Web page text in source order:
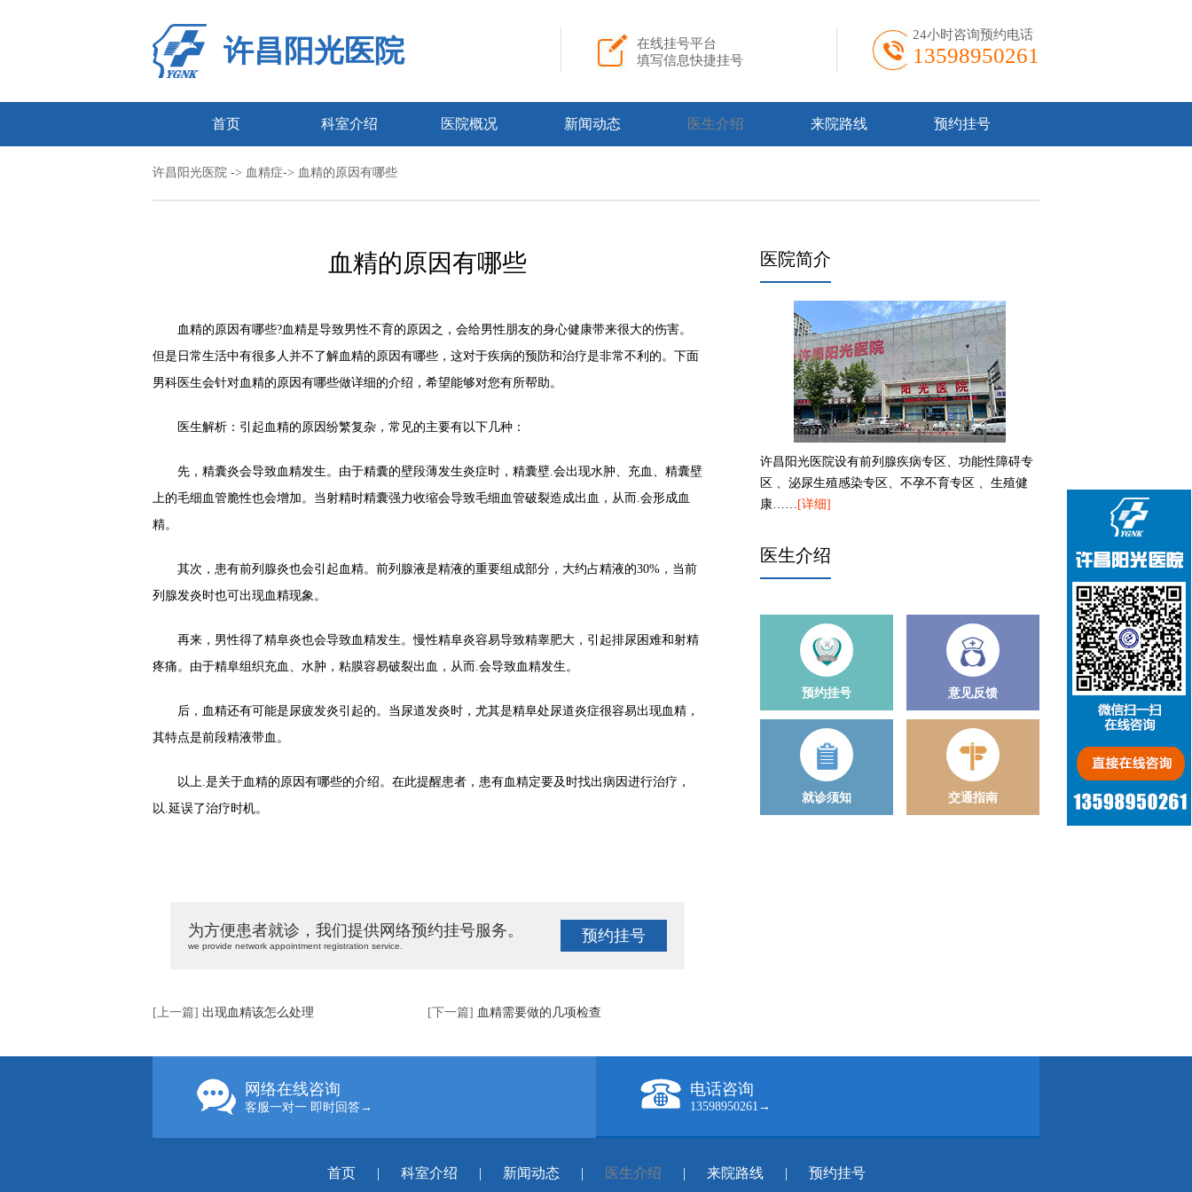
许昌阳光医院
在线挂号平台
填写信息快捷挂号
24小时咨询预约电话
13598950261
首页 科室介绍 医院概况 新闻动态 医生介绍 来院路线 预约挂号
许昌阳光医院 -> 血精症-> 血精的原因有哪些
血精的原因有哪些
血精的原因有哪些?血精是导致男性不育的原因之，会给男性朋友的身心健康带来很大的伤害。
但是日常生活中有很多人并不了解血精的原因有哪些，这对于疾病的预防和治疗是非常不利的。下面
男科医生会针对血精的原因有哪些做详细的介绍，希望能够对您有所帮助。
医生解析：引起血精的原因纷繁复杂，常见的主要有以下几种：
先，精囊炎会导致血精发生。由于精囊的壁段薄发生炎症时，精囊壁.会出现水肿、充血、精囊壁
上的毛细血管脆性也会增加。当射精时精囊强力收缩会导致毛细血管破裂造成出血，从而.会形成血
精。
其次，患有前列腺炎也会引起血精。前列腺液是精液的重要组成部分，大约占精液的30%，当前
列腺发炎时也可出现血精现象。
再来，男性得了精阜炎也会导致血精发生。慢性精阜炎容易导致精睾肥大，引起排尿困难和射精
疼痛。由于精阜组织充血、水肿，粘膜容易破裂出血，从而.会导致血精发生。
后，血精还有可能是尿疲发炎引起的。当尿道发炎时，尤其是精阜处尿道炎症很容易出现血精，
其特点是前段精液带血。
以上.是关于血精的原因有哪些的介绍。在此提醒患者，患有血精定要及时找出病因进行治疗，
以.延误了治疗时机。
为方便患者就诊，我们提供网络预约挂号服务。
we provide network appointment registration service.
预约挂号
[上一篇] 出现血精该怎么处理 [下一篇] 血精需要做的几项检查
医院简介
许昌阳光医院设有前列腺疾病专区、功能性障碍专
区 、泌尿生殖感染专区、不孕不育专区 、生殖健
康…… [详细]
医生介绍
预约挂号 意见反馈
就诊须知 交通指南
网络在线咨询
客服一对一 即时回答→
电话咨询
13598950261→
首页 | 科室介绍 | 新闻动态 | 医生介绍 | 来院路线 | 预约挂号